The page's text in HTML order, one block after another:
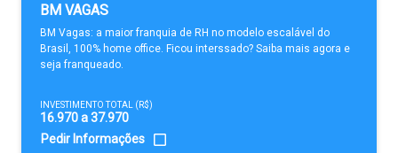
BM VAGAS
BM Vagas: a maior franquia de RH no modelo escalável do
Brasil, 100% home office. Ficou interssado? Saiba mais agora e
seja franqueado.
INVESTIMENTO TOTAL (R$)
16.970 a 37.970
Pedir Informações